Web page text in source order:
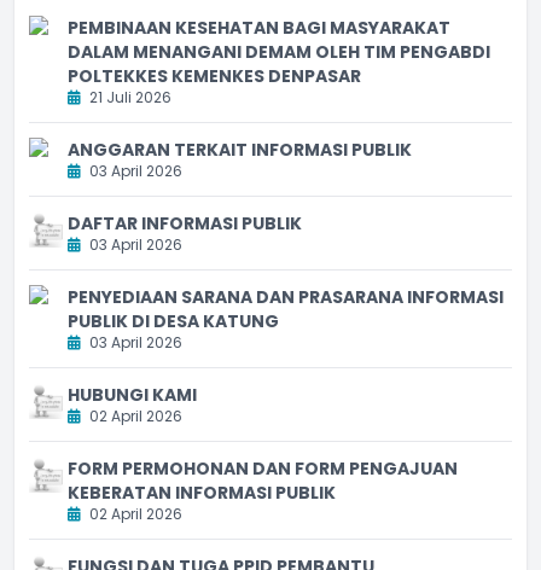
PEMBINAAN KESEHATAN BAGI MASYARAKAT
DALAM MENANGANI DEMAM OLEH TIM PENGABDI
POLTEKKES KEMENKES DENPASAR
21 Juli 2026
ANGGARAN TERKAIT INFORMASI PUBLIK
03 April 2026
DAFTAR INFORMASI PUBLIK
03 April 2026
PENYEDIAAN SARANA DAN PRASARANA INFORMASI
PUBLIK DI DESA KATUNG
03 April 2026
HUBUNGI KAMI
02 April 2026
FORM PERMOHONAN DAN FORM PENGAJUAN
KEBERATAN INFORMASI PUBLIK
02 April 2026